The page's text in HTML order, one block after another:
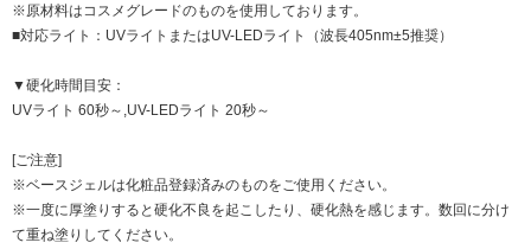
※原材料はコスメグレードのものを使用しております。
■対応ライト：UVライトまたはUV-LEDライト（波長405nm±5推奨）
▼硬化時間目安：
UVライト 60秒～,UV-LEDライト 20秒～
[ご注意]
※ベースジェルは化粧品登録済みのものをご使用ください。
※一度に厚塗りすると硬化不良を起こしたり、硬化熱を感じます。数回に分け
て重ね塗りしてください。